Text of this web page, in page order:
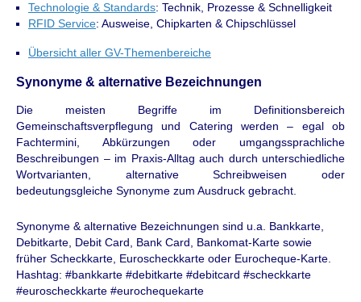
Technologie & Standards: Technik, Prozesse & Schnelligkeit
RFID Service: Ausweise, Chipkarten & Chipschlüssel
Übersicht aller GV-Themenbereiche
Synonyme & alternative Bezeichnungen
Die meisten Begriffe im Definitionsbereich
Gemeinschaftsverpflegung und Catering werden – egal ob
Fachtermini, Abkürzungen oder umgangssprachliche
Beschreibungen – im Praxis-Alltag auch durch unterschiedliche
Wortvarianten, alternative Schreibweisen oder
bedeutungsgleiche Synonyme zum Ausdruck gebracht.
Synonyme & alternative Bezeichnungen sind u.a. Bankkarte,
Debitkarte, Debit Card, Bank Card, Bankomat-Karte sowie
früher Scheckkarte, Euroscheckkarte oder Eurocheque-Karte.
Hashtag: #bankkarte #debitkarte #debitcard #scheckkarte
#euroscheckkarte #eurochequekarte